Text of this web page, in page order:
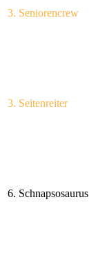
3. Seniorencrew
3. Seitenreiter
6. Schnapsosaurus